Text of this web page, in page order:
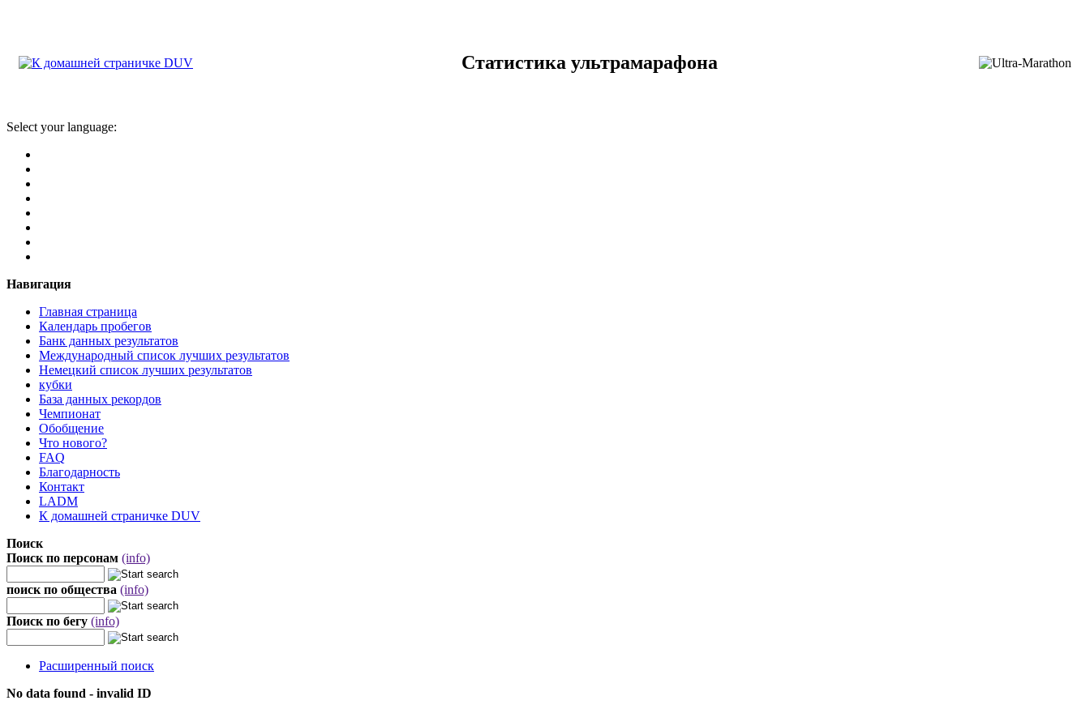
Статистика ультрамарафона
Select your language:
Навигация
Главная страница
Календарь пробегов
Банк данных результатов
Международный список лучших результатов
Немецкий список лучших результатов
кубки
База данных рекордов
Чемпионат
Обобщение
Что нового?
FAQ
Благодарность
Контакт
LADM
К домашней страничке DUV
Поиск
Поиск по персонам (info)
поиск по общества (info)
Поиск по бегу (info)
Расширенный поиск
No data found - invalid ID